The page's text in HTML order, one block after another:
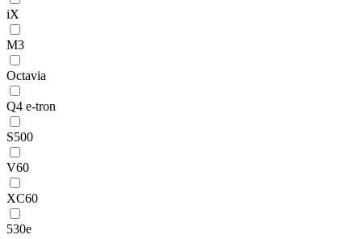
iX
M3
Octavia
Q4 e-tron
S500
V60
XC60
530e